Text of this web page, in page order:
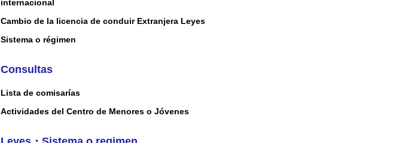
internacional
Cambio de la licencia de conduir Extranjera Leyes
Sistema o régimen
Consultas
Lista de comisarías
Actividades del Centro de Menores o Jóvenes